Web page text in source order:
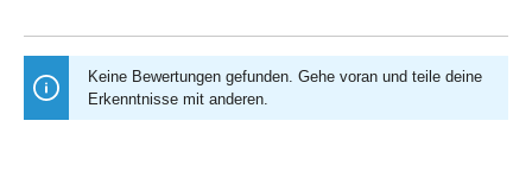
Keine Bewertungen gefunden. Gehe voran und teile deine
Erkenntnisse mit anderen.